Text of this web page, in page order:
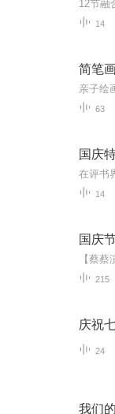
14
简笔
63
国庆
14
国庆
215
庆祝
24
我们